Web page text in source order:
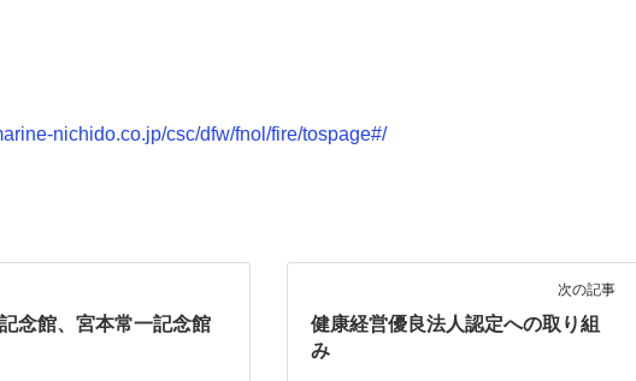
nichido.co.jp/csc/dfw/fnol/fire/tospage#/
念館、宮本常一記念館
次の記事
健康経営優良法人認定への取り組
み